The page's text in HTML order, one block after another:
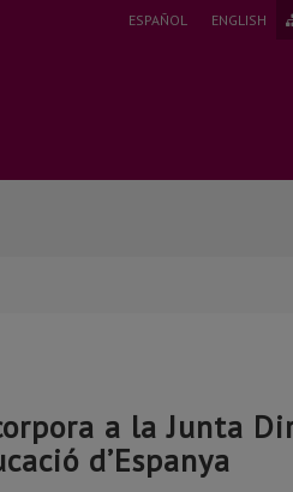
ESPAÑOL ENGLISH
a la Junta
d’Espanya